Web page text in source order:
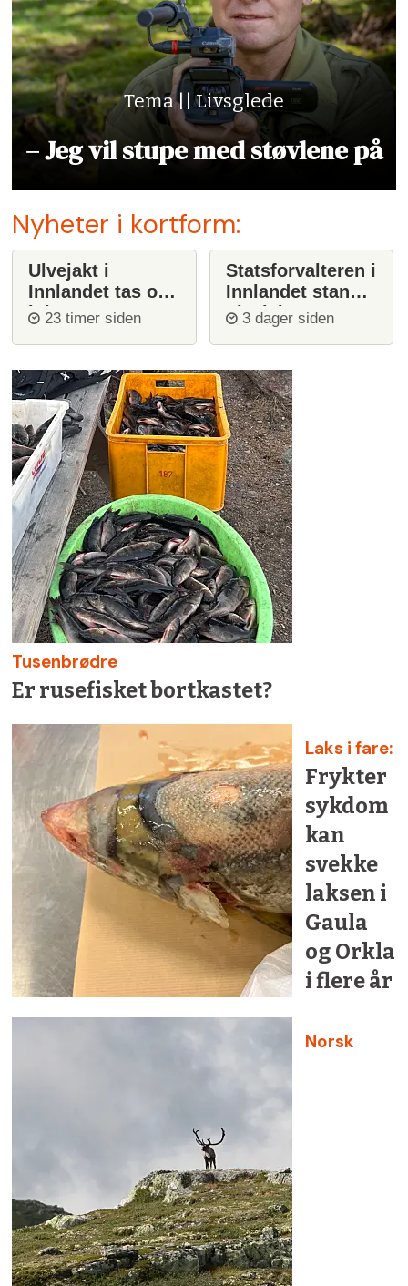
Tema || Livsglede
– Jeg vil stupe med støvlene på
Nyheter i kortform:
Ulvejakt i
Innlandet tas opp
igjen
23 timer siden
Statsforvalteren i
Innlandet stanser
ulvejakt
3 dager siden
Tusenbrødre
Er rusefisket bortkastet?
Laks i fare:
Frykter
sykdom
kan
svekke
laksen i
Gaula
og Orkla
i flere år
Norsk